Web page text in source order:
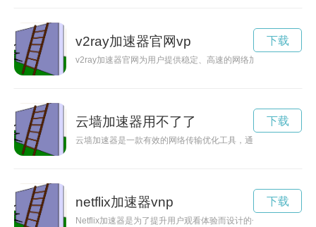
v2ray加速器官网vp
v2ray加速器官网为用户提供稳定、高速的网络加速服务，让用
下载
云墙加速器用不了了
云墙加速器是一款有效的网络传输优化工具，通过其技术可以
下载
netflix加速器vnp
Netflix加速器是为了提升用户观看体验而设计的一款工具，让
下载